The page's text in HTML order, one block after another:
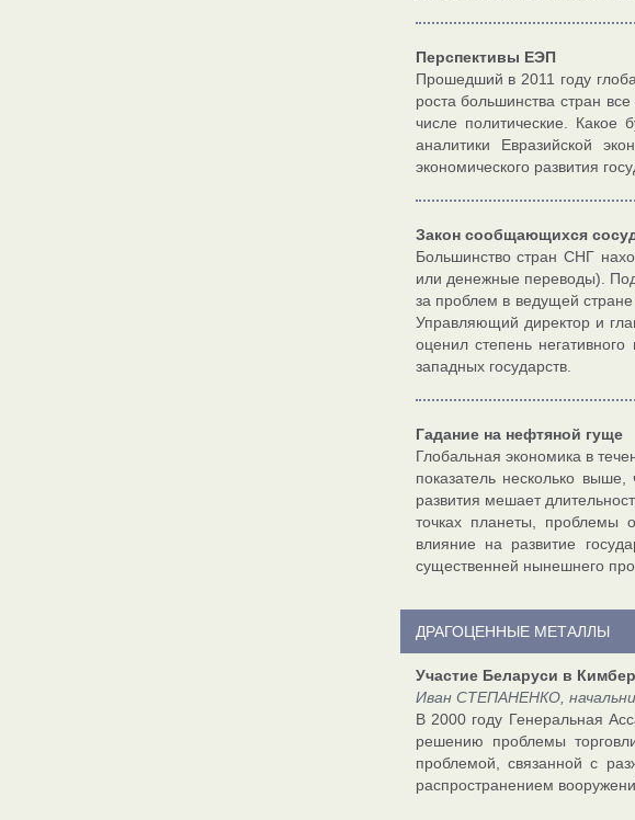
Перспективы ЕЭП
Прошедший в 2011 году
роста большинства стран
числе политические. Какое
аналитики Евразийской
экономического развития
Закон сообщающихся
Большинство стран СНГ
или денежные переводы).
за проблем в ведущей
Управляющий директор и
оценил степень
западных государств.
Гадание на нефтяной гуще
Глобальная экономика в
показатель несколько
развития мешает
точках планеты, проблемы
влияние на развитие
существенней нынешнего
ДРАГОЦЕННЫЕ МЕТАЛЛЫ
Участие Беларуси в
Иван СТЕПАНЕНКО,
В 2000 году Генеральная
решению проблемы
проблемой, связанной с
распространением